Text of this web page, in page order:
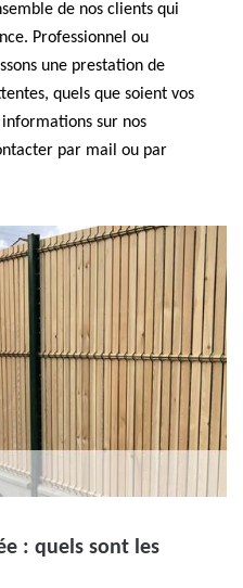
de nos clients qui
Professionnel ou
une prestation de
quels que soient vos
informations sur nos
par mail ou par
: quels sont les